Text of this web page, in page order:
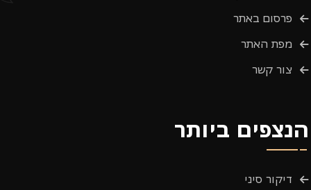
פרסום באתר
מפת האתר
צור קשר
הנצפים ביותר
דיקור סיני